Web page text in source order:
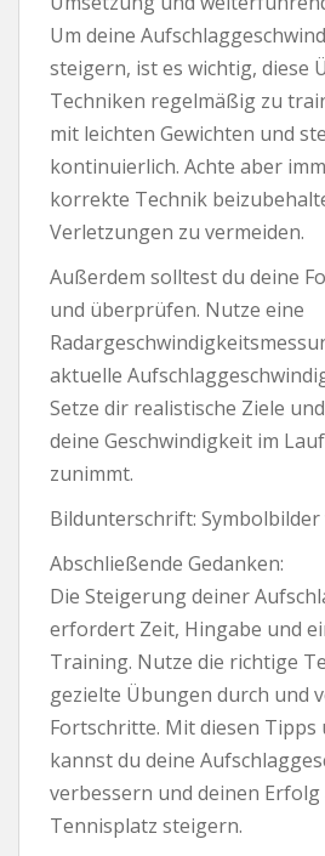
Um deine
steigern, ist es wichtig, diese
Techniken regelmäßig zu
mit leichten Gewichten und
kontinuierlich. Achte aber
korrekte Technik
Verletzungen zu vermeiden.
Außerdem solltest du deine
und überprüfen. Nutze eine
aktuelle
Setze dir realistische Ziele
deine Geschwindigkeit im
zunimmt.
Bildunterschrift: Symbolbilder
Abschließende Gedanken:
Die Steigerung deiner
erfordert Zeit, Hingabe und
Training. Nutze die richtige
gezielte Übungen durch und
Fortschritte. Mit diesen Tipps
kannst du deine
verbessern und deinen Erfolg
Tennisplatz steigern.